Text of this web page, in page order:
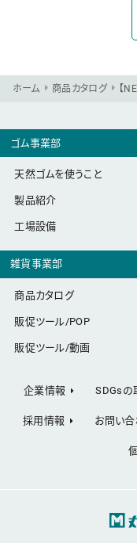
ホーム 商品カタログ 【
ゴム事業部
天然ゴムを使うこと
製品紹介
工場設備
雑貨事業部
商品カタログ
販促ツール/POP
販促ツール/動画
企業情報 SDGsの
採用情報 お問い